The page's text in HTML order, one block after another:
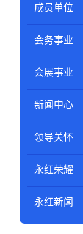
成员单位
会务事业
会展事业
新闻中心
领导关怀
永红荣耀
永红新闻